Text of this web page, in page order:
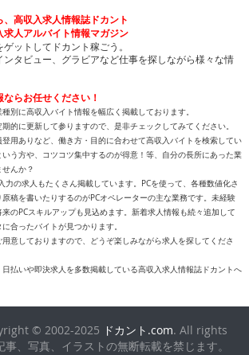
高収入求人情報誌ドカント
人アルバイト情報マガジン
ットしてドカント稼ごう。
タビュー、グラビアなど仕事を探しながら様々な情
らお任せください！
別に高収入バイト情報を幅広く掲載しております。
的に更新して参りますので、是非チェックしてみてください。
用ありなど、働き方・目的に合わせて高収入バイトを検索してい
う方や、コツコツ集中するのが得意！等、自分の長所にあった業
んか？
力の求人もたくさん掲載しています。PCを使って、各種数値化さ
稿を書いたりするのがPCオペレーターの主な業務です。未経験
のPCスキルアップも見込めます。新着求人情報も続々追加して
合ったバイトが見つかります。
意しておりますので、どうぞ楽しみながら求人を探してくださ
払いや即決求人を多数掲載している高収入求人情報誌ドカントへ
© 2002-2025 ドカント.com. All rights
、写真、イラストの無断転載を禁じます。